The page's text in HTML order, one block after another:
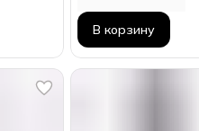
В корзину